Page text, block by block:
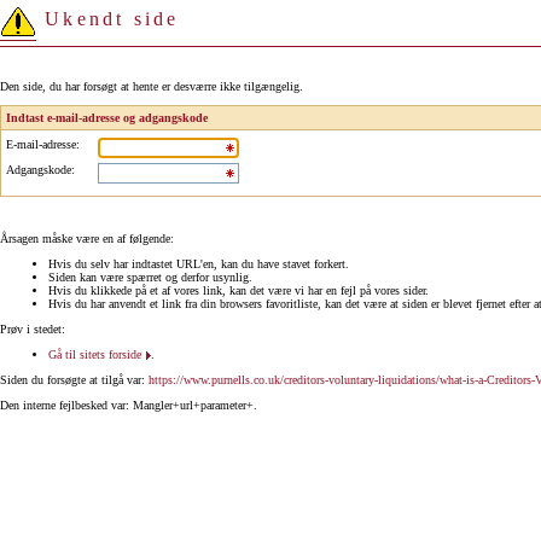
Ukendt side
Den side, du har forsøgt at hente er desværre ikke tilgængelig.
Indtast e-mail-adresse og adgangskode
E-mail-adresse:
Adgangskode:
Årsagen måske være en af følgende:
Hvis du selv har indtastet URL'en, kan du have stavet forkert.
Siden kan være spærret og derfor usynlig.
Hvis du klikkede på et af vores link, kan det være vi har en fejl på vores sider.
Hvis du har anvendt et link fra din browsers favoritliste, kan det være at siden er blevet fjernet efter
Prøv i stedet:
Gå til sitets forside
Siden du forsøgte at tilgå var: https://www.purnells.co.uk/creditors-voluntary-liquidations/what-is-a-
Den interne fejlbesked var: Mangler+url+parameter+.